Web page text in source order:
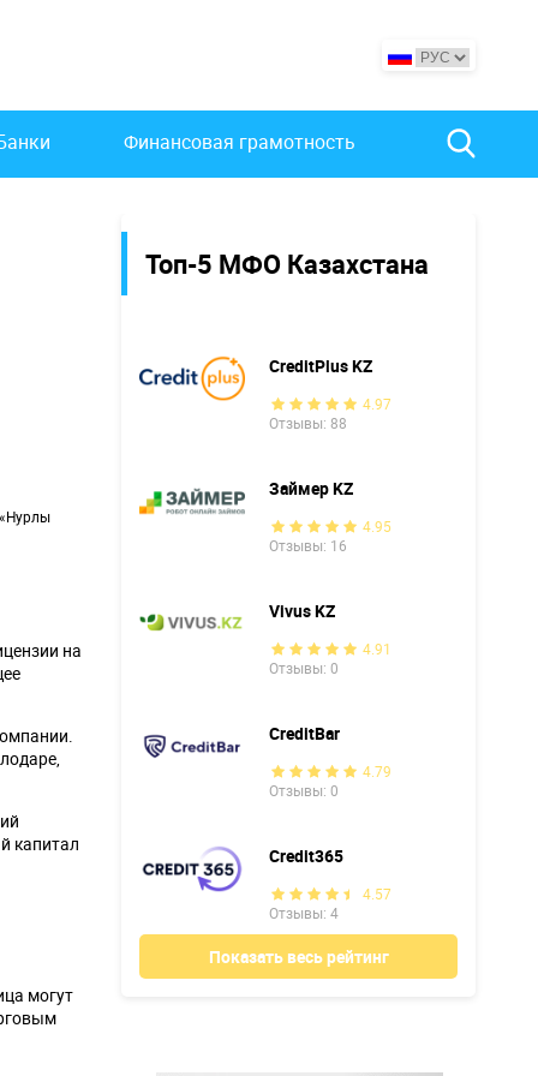
Финансовая грамотность
Топ-5 МФО Казахстана
CreditPlus KZ
4.97
Отзывы: 88
Займер KZ
4.95
Отзывы: 16
Vivus KZ
4.91
Отзывы: 0
CreditBar
4.79
Отзывы: 0
Credit365
4.57
Отзывы: 4
Показать весь рейтинг
на
капитал
могут